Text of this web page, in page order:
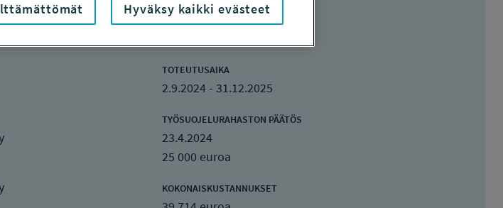
TOTEUTUSAIKA
2.9.2024 - 31.12.2025
TYÖSUOJELURAHASTON PÄÄTÖS
23.4.2024
25 000 euroa
KOKONAISKUSTANNUKSET
Hyväksy kaikki evästeet